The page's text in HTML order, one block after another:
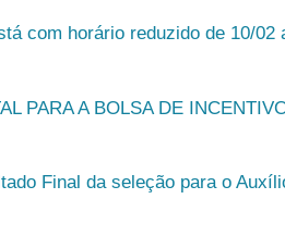
com horário reduzido de 10/
PARA A BOLSA DE
Final da seleção para o